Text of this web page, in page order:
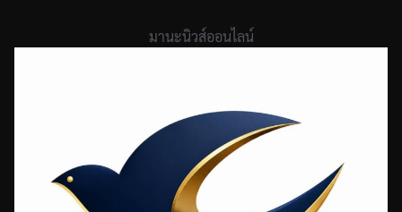
มานะนิวส์ออนไลน์